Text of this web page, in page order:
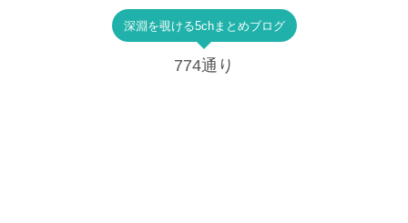
深淵を覗ける5chまとめブログ
774通り